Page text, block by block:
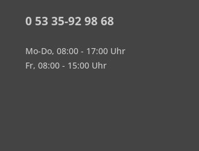
0 53 35-92 98 68
Mo-Do, 08:00 - 17:00 Uhr
Fr, 08:00 - 15:00 Uhr